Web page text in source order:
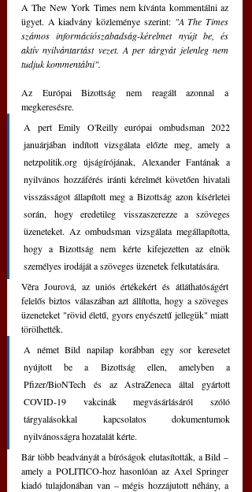
A The New York Times nem kívánta kommentálni az
ügyet. A kiadvány közleménye szerint: "A The Times
számos információszabadság-kérelmet nyújt be, és
aktív nyilvántartást vezet. A per tárgyát jelenleg nem
tudjuk kommentálni".
Az Európai Bizottság nem reagált azonnal a
megkeresésre.
A pert Emily O'Reilly európai ombudsman 2022
januárjában indított vizsgálata előzte meg, amely a
netzpolitik.org újságírójának, Alexander Fantának a
nyilvános hozzáférés iránti kérelmét követően hivatali
visszásságot állapított meg a Bizottság azon kísérletei
során, hogy eredetileg visszaszerezze a szöveges
üzeneteket. Az ombudsman vizsgálata megállapította,
hogy a Bizottság nem kérte kifejezetten az elnök
személyes irodáját a szöveges üzenetek felkutatására.
Věra Jourová, az uniós értékekért és átláthatóságért
felelős biztos válaszában azt állította, hogy a szöveges
üzeneteket "rövid életű, gyors enyészetű jellegük" miatt
törölhették.
A német Bild napilap korábban egy sor keresetet
nyújtott be a Bizottság ellen, amelyben a
Pfizer/BioNTech és az AstraZeneca által gyártott
COVID-19 vakcinák megvásárlásáról szóló
tárgyalásokkal kapcsolatos dokumentumok
nyilvánosságra hozatalát kérte.
Bár több beadványát a bíróságok elutasították, a Bild –
amely a POLITICO-hoz hasonlóan az Axel Springer
kiadó tulajdonában van – mégis hozzájutott néhány, a